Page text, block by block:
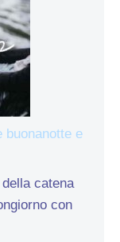
buonanotte e
catena
con